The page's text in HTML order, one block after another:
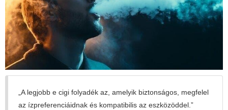
„A legjobb e cigi folyadék az, amelyik biztonságos, megfelel
az ízpreferenciáidnak és kompatibilis az eszközöddel.”